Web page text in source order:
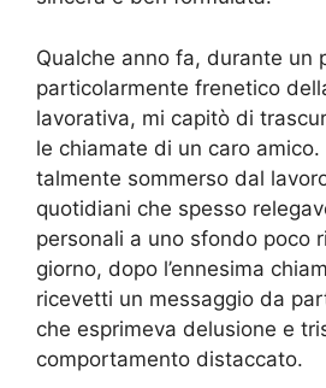
Qualche anno fa, durante un
particolarmente frenetico
lavorativa, mi capitò di
le chiamate di un caro
talmente sommerso dal
quotidiani che spesso
personali a uno sfondo poco
giorno, dopo l’ennesima
ricevetti un messaggio da
che esprimeva delusione e
comportamento distaccato.